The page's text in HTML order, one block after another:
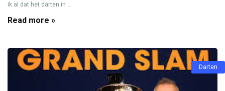
ik al dat het darten in ...
Read more »
Darten